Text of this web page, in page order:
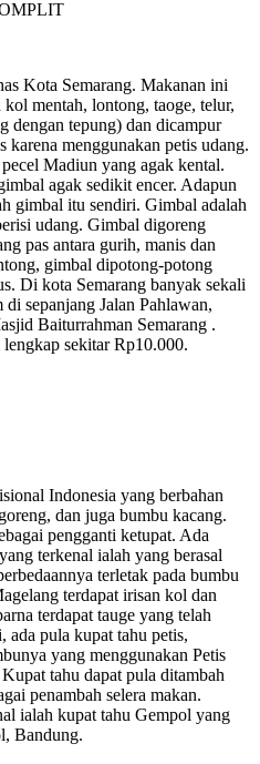
Kota Semarang. Makanan ini
mentah, lontong, taoge, telur,
dengan tepung) dan dicampur
karena menggunakan petis udang.
Madiun yang agak kental.
agak sedikit encer. Adapun
gimbal itu sendiri. Gimbal adalah
udang. Gimbal digoreng
pas antara gurih, manis dan
gimbal dipotong-potong
Di kota Semarang banyak sekali
sepanjang Jalan Pahlawan,
Baiturrahman Semarang .
sekitar Rp10.000.
Indonesia yang berbahan
dan juga bumbu kacang.
pengganti ketupat. Ada
terkenal ialah yang berasal
terletak pada bumbu
terdapat irisan kol dan
terdapat tauge yang telah
ada pula kupat tahu petis,
yang menggunakan Petis
tahu dapat pula ditambah
penambah selera makan.
ialah kupat tahu Gempol yang
Bandung.